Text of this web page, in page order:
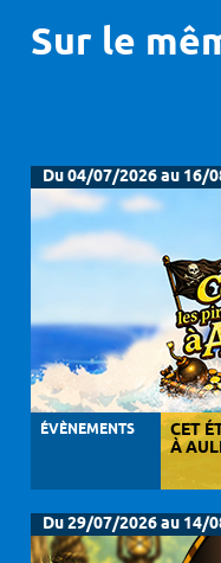
Sur le
Du 04/07/2026 au 16/
ÉVÈNEMENTS CET
À
Du 29/07/2026 au 14/